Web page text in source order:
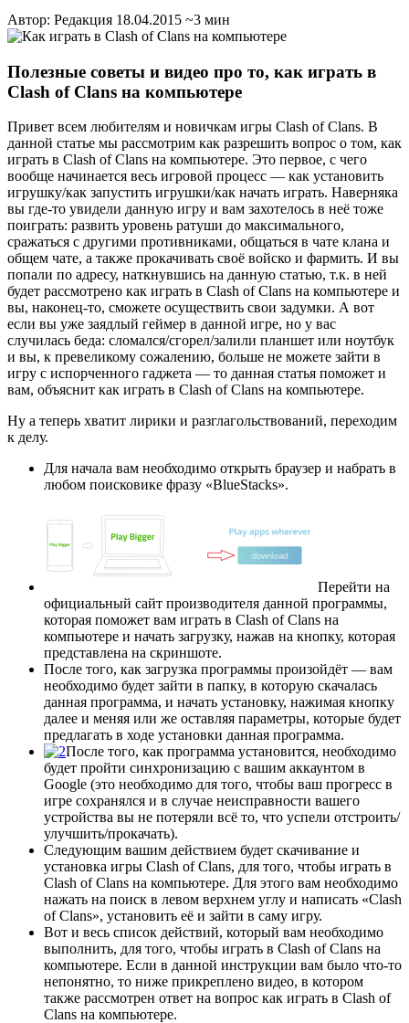
Автор: Редакция 18.04.2015 ~3 мин
Полезные советы и видео про то, как играть в
Clash of Clans на компьютере
Привет всем любителям и новичкам игры Clash of Clans. В
данной статье мы рассмотрим как разрешить вопрос о том, как
играть в Clash of Clans на компьютере. Это первое, с чего
вообще начинается весь игровой процесс — как установить
игрушку/как запустить игрушки/как начать играть. Наверняка
вы где-то увидели данную игру и вам захотелось в неё тоже
поиграть: развить уровень ратуши до максимального,
сражаться с другими противниками, общаться в чате клана и
общем чате, а также прокачивать своё войско и фармить. И вы
попали по адресу, наткнувшись на данную статью, т.к. в ней
будет рассмотрено как играть в Clash of Clans на компьютере и
вы, наконец-то, сможете осуществить свои задумки. А вот
если вы уже заядлый геймер в данной игре, но у вас
случилась беда: сломался/сгорел/залили планшет или ноутбук
и вы, к превеликому сожалению, больше не можете зайти в
игру с испорченного гаджета — то данная статья поможет и
вам, объяснит как играть в Clash of Clans на компьютере.
Ну а теперь хватит лирики и разглагольствований, переходим
к делу.
Для начала вам необходимо открыть браузер и набрать в
любом поисковике фразу «BlueStacks».
Перейти на
официальный сайт производителя данной программы,
которая поможет вам играть в Clash of Clans на
компьютере и начать загрузку, нажав на кнопку, которая
представлена на скриншоте.
После того, как загрузка программы произойдёт — вам
необходимо будет зайти в папку, в которую скачалась
данная программа, и начать установку, нажимая кнопку
далее и меняя или же оставляя параметры, которые будет
предлагать в ходе установки данная программа.
После того, как программа установится, необходимо
будет пройти синхронизацию с вашим аккаунтом в
Google (это необходимо для того, чтобы ваш прогресс в
игре сохранялся и в случае неисправности вашего
устройства вы не потеряли всё то, что успели отстроить/
улучшить/прокачать).
Следующим вашим действием будет скачивание и
установка игры Clash of Clans, для того, чтобы играть в
Clash of Clans на компьютере. Для этого вам необходимо
нажать на поиск в левом верхнем углу и написать «Clash
of Clans», установить её и зайти в саму игру.
Вот и весь список действий, который вам необходимо
выполнить, для того, чтобы играть в Clash of Clans на
компьютере. Если в данной инструкции вам было что-то
непонятно, то ниже прикреплено видео, в котором
также рассмотрен ответ на вопрос как играть в Clash of
Clans на компьютере.